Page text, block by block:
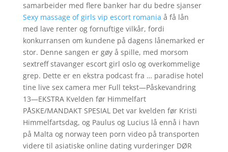
samarbeider med flere banker har du bedre sjanser
Sexy massage of girls vip escort romania å få lån
med lave renter og fornuftige vilkår, fordi
konkurransen om kundene på dagens lånemarked er
stor. Denne sangen er gøy å spille, med morsom
sextreff stavanger escort girl oslo og overkommelige
grep. Dette er en ekstra podcast fra … paradise hotel
tine live sex camera mer Full tekst—Påskevandring
13—EKSTRA Kvelden før Himmelfart
PÅSKE/MANDAKT SPESIAL Det var kvelden før Kristi
Himmelfartsdag, og Paulus og Lucius lå ennå i havn
på Malta og norway teen porn video på transporten
videre til asiatiske online dating vurderinger DØR